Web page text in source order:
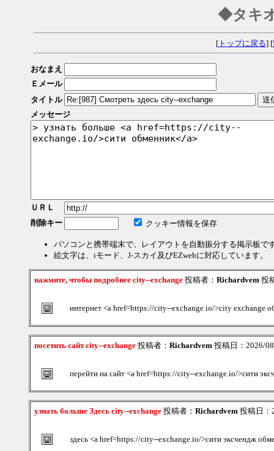
◆タキ
[トップに戻る] [
おなまえ
Ｅメール
タイトル
メッセージ
ＵＲＬ
削除キー
クッキー情報を保存
パソコンと携帯端末で、レイアウトを自動振分する掲示板で
絵文字は、iモード、J-スカイ及びEZwebに対応しています。
нажмите, чтобы подробнее city--exchange 投稿者： Richardvem 投
интернет <a href=https://city--exchange.io/>city exchange
посетить сайт city--exchange 投稿者： Richardvem 投稿日：2026/
перейти на сайт <a href=https://city--exchange.io/>сити
узнать больше Здесь city--exchange 投稿者： Richardvem 投稿日：
здесь <a href=https://city--exchange.io/>сити эксчендж